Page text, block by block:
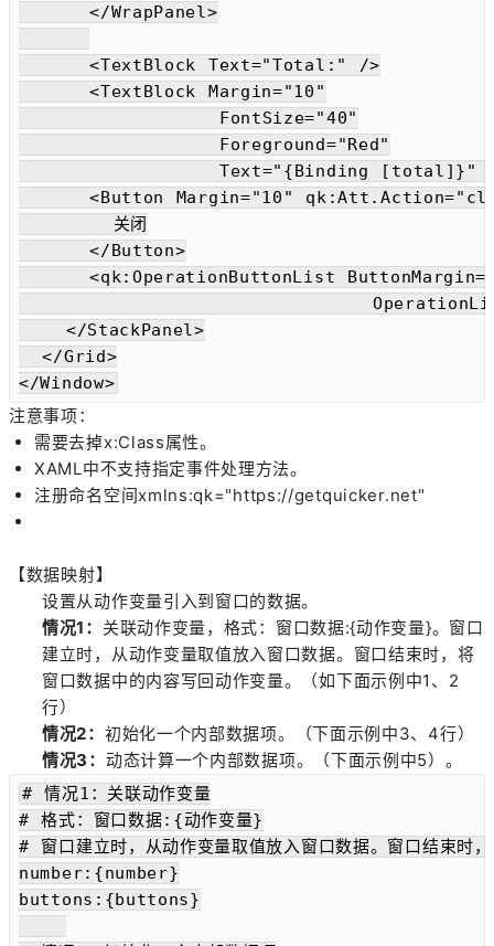
      </WrapPanel>
      <TextBlock Text="Total:" />
      <TextBlock Margin="10"
                 FontSize="40"
                 Foreground="Red"
Text="{Binding [total]}"
<Button Margin="10"
        关闭
      </Button>
<qk:OperationButtonList
    </StackPanel>
  </Grid>
</Window>
注意事项：
需要去掉x:Class属性。
XAML中不支持指定事件处理方法。
注册命名空间xmlns:qk="https://getquicker.net"
【数据映射】
设置从动作变量引入到窗口的数据。
情况1： 关联动作变量，格式：窗口数据:{动作变量}。窗口
建立时，从动作变量取值放入窗口数据。窗口结束时，将
窗口数据中的内容写回动作变量。（如下面示例中1、2
行）
情况2： 初始化一个内部数据项。（下面示例中3、4行）
情况3： 动态计算一个内部数据项。（下面示例中5）。
# 情况1：关联动作变量
# 格式：窗口数据:{动作变量}
# 窗口建立时，从动作变量取值放入窗口数据。窗口结束时
number:{number}
buttons:{buttons}